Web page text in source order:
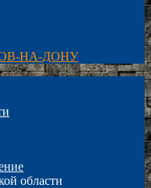
НА-ДОНУ
области